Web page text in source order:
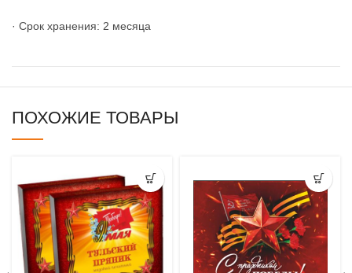
· Срок хранения: 2 месяца
ПОХОЖИЕ ТОВАРЫ